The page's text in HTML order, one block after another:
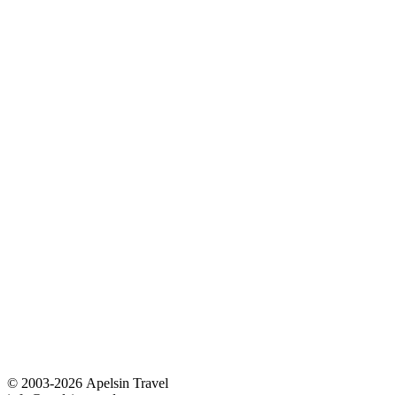
© 2003-2026 Apelsin Travel